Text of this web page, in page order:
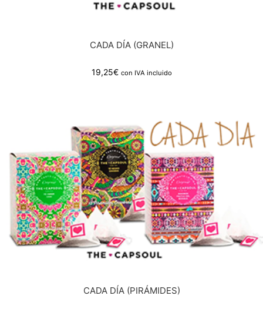
CADA DÍA (GRANEL)
19,25€ con IVA incluido
CADA DÍA (PIRÁMIDES)